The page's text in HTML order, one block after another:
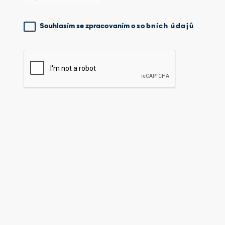
Souhlasím se zpracovaním osobních údajů